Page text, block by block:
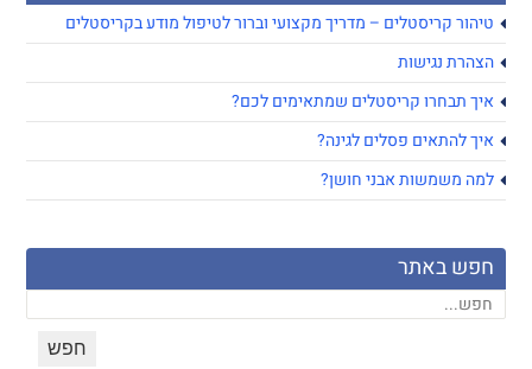
טיהור קריסטלים – מדריך מקצועי וברור לטיפול מודע בקריסטלים
הצהרת נגישות
איך תבחרו קריסטלים שמתאימים לכם?
איך להתאים פסלים לגינה?
למה משמשות אבני חושן?
חפש באתר